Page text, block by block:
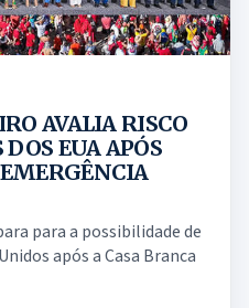
AVALIA RISCO
EUA APÓS
para a possibilidade de
após a Casa Branca